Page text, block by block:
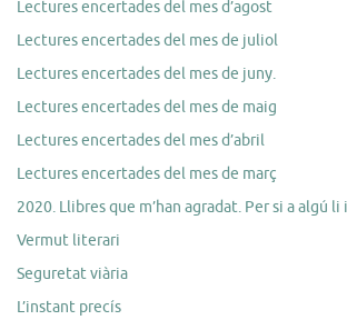
Lectures encertades del mes d’agost
Lectures encertades del mes de juliol
Lectures encertades del mes de juny.
Lectures encertades del mes de maig
Lectures encertades del mes d’abril
Lectures encertades del mes de març
2020. Llibres que m’han agradat. Per si a algú li
Vermut literari
Seguretat viària
L’instant precís